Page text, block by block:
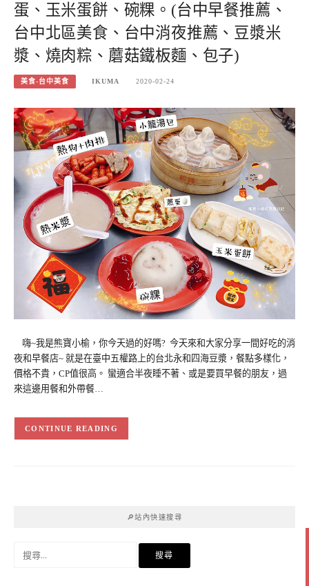
蛋、玉米蛋餅、碗粿。(台中早餐推薦、
台中北區美食、台中消夜推薦、豆漿米
漿、燒肉粽、蘑菇鐵板麵、包子)
美食-台中美食 IKUMA 2020-02-24
嗨~我是熊寶小榆，你今天過的好嗎? 今天來和大家分享一間好吃的消
夜和早餐店~ 就是在臺中五權路上的台北永和四海豆漿，餐點多樣化，
價格不貴，CP值很高。 蠻適合半夜睡不著、或是要買早餐的朋友，過
來這邊用餐和外帶餐…
CONTINUE READING
🔎站內快速搜尋